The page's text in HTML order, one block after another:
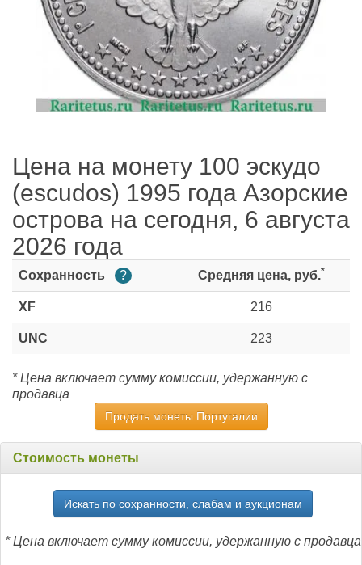
Цена на монету 100 эскудо
(escudos) 1995 года Азорские
острова на сегодня, 6 августа
2026 года
Сохранность ? Средняя цена, руб.*
XF 216
UNC 223
* Цена включает сумму комиссии, удержанную с
продавца
Продать монеты Португалии
Стоимость монеты
Искать по сохранности, слабам и аукционам
* Цена включает сумму комиссии, удержанную с продавца